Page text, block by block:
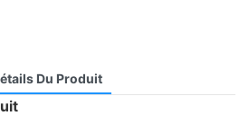
Du Produit